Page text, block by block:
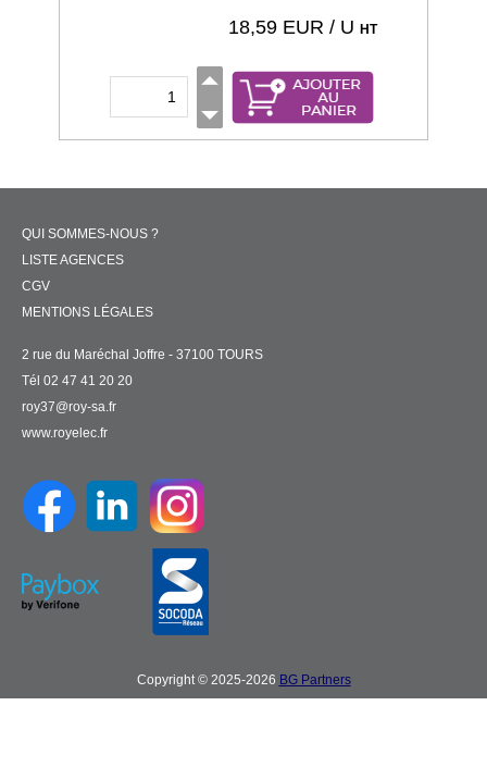
18,59 EUR / U HT
QUI SOMMES-NOUS ?
LISTE AGENCES
CGV
MENTIONS LÉGALES
2 rue du Maréchal Joffre - 37100 TOURS
Tél 02 47 41 20 20
roy37@roy-sa.fr
www.royelec.fr
Copyright © 2025-2026 BG Partners